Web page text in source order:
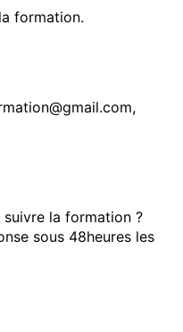
formation.
la formation ?
sous 48heures les